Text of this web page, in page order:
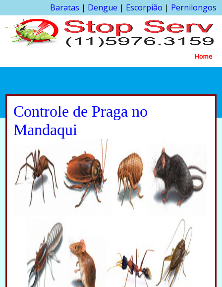
Baratas | Dengue | Escorpião | Pernilongos
Home
Controle de Praga no
Mandaqui